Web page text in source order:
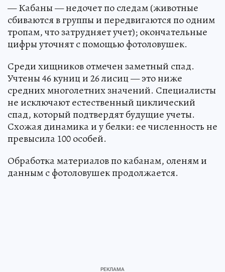
— Кабаны — недочет по следам (животные
сбиваются в группы и передвигаются по одним
тропам, что затрудняет учет); окончательные
цифры уточнят с помощью фотоловушек.
Среди хищников отмечен заметный спад.
Учтены 46 куниц и 26 лисиц — это ниже
средних многолетних значений. Специалисты
не исключают естественный циклический
спад, который подтвердят будущие учеты.
Схожая динамика и у белки: ее численность не
превысила 100 особей.
Обработка материалов по кабанам, оленям и
данным с фотоловушек продолжается.